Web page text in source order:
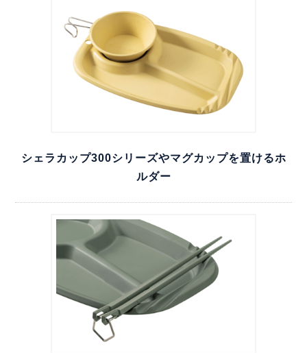
シェラカップ300シリーズやマグカップを置けるホ
ルダー